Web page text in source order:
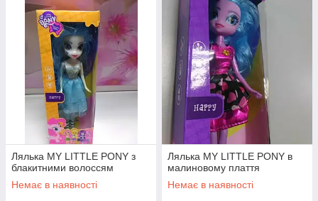
Лялька MY LITTLE PONY з
блакитними волоссям
Немає в наявності
Лялька MY LITTLE PONY в
малиновому плаття
Немає в наявності